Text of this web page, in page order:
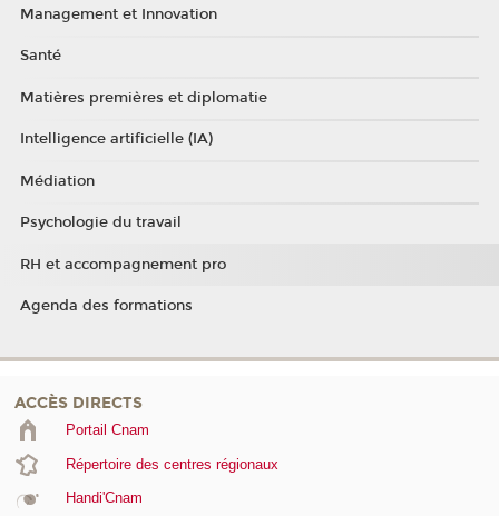
Management et Innovation
Santé
Matières premières et diplomatie
Intelligence artificielle (IA)
Médiation
Psychologie du travail
RH et accompagnement pro
Agenda des formations
ACCÈS DIRECTS
Portail Cnam
Répertoire des centres régionaux
Handi'Cnam